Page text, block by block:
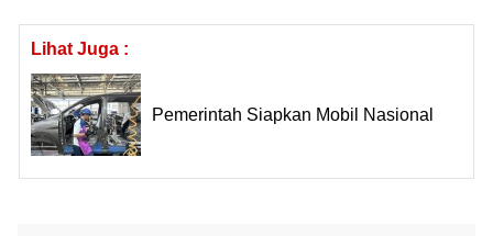
Lihat Juga :
Pemerintah Siapkan Mobil Nasional